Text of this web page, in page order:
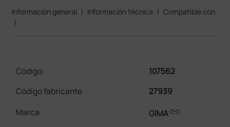
Información general | Información técnica | Compatible con
|
Código:
107562
Código fabricante
27939
Marca
GIMAlink